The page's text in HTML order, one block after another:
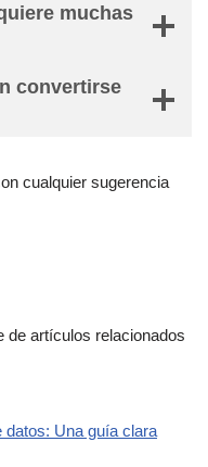
muchas
convertirse
cualquier sugerencia
de artículos relacionados
Una guía clara